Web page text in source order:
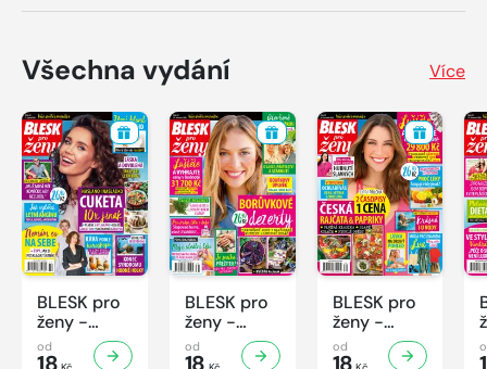
Všechna vydání Více
BLESK pro
ženy -
32/2026
od
18
BLESK pro
ženy -
31/2026
od
18
BLESK pro
ženy -
30/2026
od
18